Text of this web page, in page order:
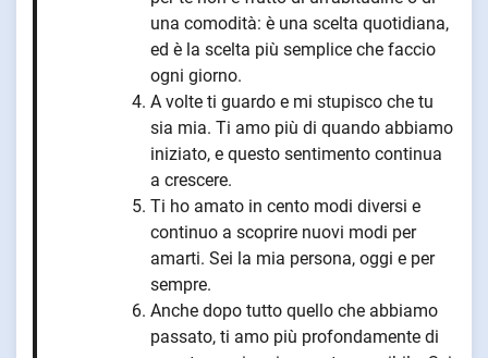
una comodità: è una scelta quotidiana,
ed è la scelta più semplice che faccio
ogni giorno.
A volte ti guardo e mi stupisco che tu
sia mia. Ti amo più di quando abbiamo
iniziato, e questo sentimento continua
a crescere.
Ti ho amato in cento modi diversi e
continuo a scoprire nuovi modi per
amarti. Sei la mia persona, oggi e per
sempre.
Anche dopo tutto quello che abbiamo
passato, ti amo più profondamente di